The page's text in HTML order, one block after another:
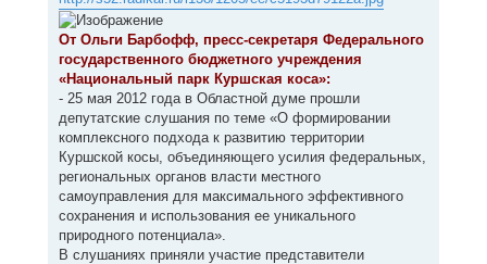
б
щ
е
н
и
е
От Ольги Барбофф, пресс-секретаря Федерального
государственного бюджетного учреждения
«Национальный парк Куршская коса»:
- 25 мая 2012 года в Областной думе прошли
депутатские слушания по теме «О формировании
комплексного подхода к развитию территории
Куршской косы, объединяющего усилия федеральных,
региональных органов власти местного
самоуправления для максимального эффективного
сохранения и использования ее уникального
природного потенциала».
В слушаниях приняли участие представители